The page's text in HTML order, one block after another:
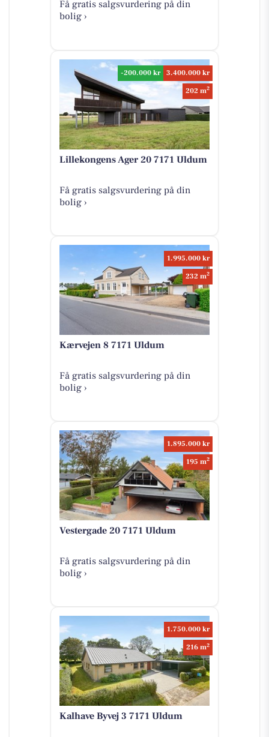
Få gratis salgsvurdering på din
bolig ›
-200.000 kr
3.400.000 kr
202 m2
Lillekongens Ager 20 7171 Uldum
Få gratis salgsvurdering på din
bolig ›
1.995.000 kr
232 m2
Kærvejen 8 7171 Uldum
Få gratis salgsvurdering på din
bolig ›
1.895.000 kr
195 m2
Vestergade 20 7171 Uldum
Få gratis salgsvurdering på din
bolig ›
1.750.000 kr
216 m2
Kalhave Byvej 3 7171 Uldum